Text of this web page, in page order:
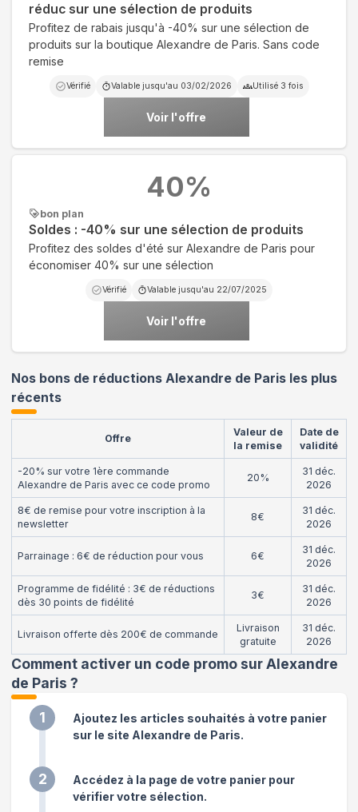
réduc sur une sélection de produits
Profitez de rabais jusqu'à -40% sur une sélection de
produits sur la boutique Alexandre de Paris. Sans code
remise
Vérifié Valable jusqu'au 03/02/2026 Utilisé 3 fois
Voir l'offre
bon plan
Soldes : -40% sur une sélection de produits
Profitez des soldes d'été sur Alexandre de Paris pour
économiser 40% sur une sélection
Vérifié Valable jusqu'au 22/07/2025
Voir l'offre
40%
Nos bons de réductions Alexandre de Paris les plus
récents
Offre
Valeur de
la remise
Date de
validité
-20% sur votre 1ère commande
Alexandre de Paris avec ce code promo
20%
31 déc.
2026
8€ de remise pour votre inscription à la
newsletter
8€
31 déc.
2026
Parrainage : 6€ de réduction pour vous 6€
31 déc.
2026
Programme de fidélité : 3€ de réductions
dès 30 points de fidélité
3€
31 déc.
2026
Livraison offerte dès 200€ de commande
Livraison
gratuite
31 déc.
2026
Comment activer un code promo sur Alexandre
de Paris ?
1
Ajoutez les articles souhaités à votre panier
sur le site Alexandre de Paris.
2
Accédez à la page de votre panier pour
vérifier votre sélection.